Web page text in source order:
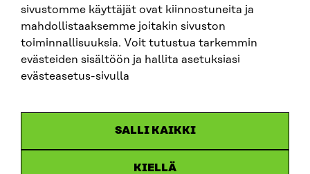
sivustomme käyttäjät ovat kiinnostuneita ja
mahdollistaaksemme joitakin sivuston
toiminnallisuuksia. Voit tutustua tarkemmin
evästeiden sisältöön ja hallita asetuksiasi
evästeasetus-sivulla
SALLI KAIKKI
KIELLÄ
LinkedIn
Instagram
YouTube